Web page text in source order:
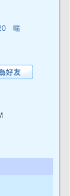
暱